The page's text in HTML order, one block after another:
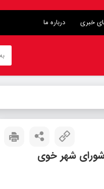
خبری درباره ما
شهر خوی